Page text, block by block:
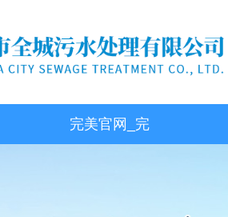
完美官网_完